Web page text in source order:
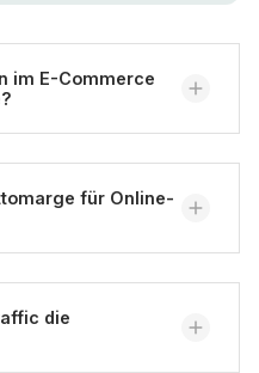
im E-Commerce
auf
Die Werbekosten
Preis pro Anzeige
und der
CPC kletterte zuvor
steigen
Umsätze wachsen mit
für Online-
im Einzelhandel
stabil bei nur
2,8 bis
es 3,3 %
die